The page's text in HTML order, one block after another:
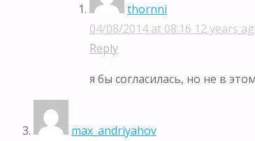
thornni
04/08/2014 at 08:16 12 years
Reply
я бы согласилась, но не в
max_andriyahov